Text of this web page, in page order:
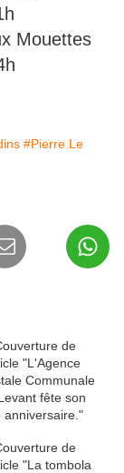
Mouettes
#Pierre Le